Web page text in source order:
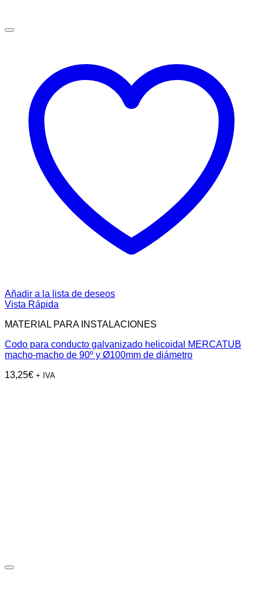
Añadir a la lista de deseos
Vista Rápida
MATERIAL PARA INSTALACIONES
Codo para conducto galvanizado helicoidal MERCATUB
macho-macho de 90º y Ø100mm de diámetro
13,25€ + IVA